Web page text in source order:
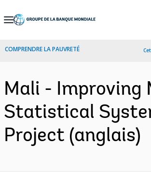
Skip
Navigation
COMPRENDRE LA PAUVRETÉ
Mali - Improving
Statistical
Project (anglais)